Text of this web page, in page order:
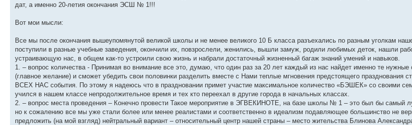
дат, а именно 20-летия окончания ЭСШ № 1!!!
Вот мои мысли:
Все мы после окончания вышеупомянутой великой школы и не менее великого 10 Б класса разъехались по разным уголкам
поступили в разные учебные заведения, окончили их, повзрослели, женились, вышли замуж, родили любимых деток, нашли
устраивающую нас, в общем как-то устроили свою жизнь и набрали достаточный жизненный багаж знаний умений и навыков.
1. – вопрос количества - Принимая во внимание все это, думаю, что один раз за 20 лет каждый из нас найдет именно те
(главное желание) и сможет убедить свои половинки разделить вместе с Нами теплые мгновения предстоящего празднования
ВСЕХ НАС события. По этому я надеюсь что в праздновании примет участие максимальное количество «БЭШЕК» со своими
учился в нашем классе непродолжительное время и тех кто переехал в другие города в начальных классах.
2. – вопрос места проведения – Конечно провести Такое мероприятие в ЭГВЕКИНОТЕ, на базе школы № 1 – это был бы самый
но к сожалению все мы уже стали более или менее реалистами и соответственно в идеализм подавляющее большинство не
предложить (на мой взгляд) нейтральный вариант – относительный центр нашей страны – место жительства Блинова